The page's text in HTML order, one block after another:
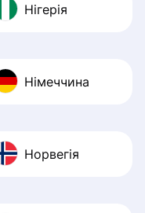
Нігерія
Німеччина
Норвегія